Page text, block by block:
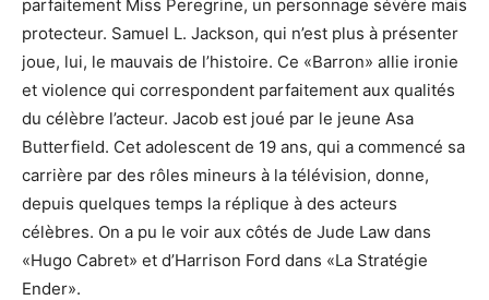
parfaitement Miss Peregrine, un personnage sévère mais
protecteur. Samuel L. Jackson, qui n’est plus à présenter
joue, lui, le mauvais de l’histoire. Ce «Barron» allie ironie
et violence qui correspondent parfaitement aux qualités
du célèbre l’acteur. Jacob est joué par le jeune Asa
Butterfield. Cet adolescent de 19 ans, qui a commencé sa
carrière par des rôles mineurs à la télévision, donne,
depuis quelques temps la réplique à des acteurs
célèbres. On a pu le voir aux côtés de Jude Law dans
«Hugo Cabret» et d’Harrison Ford dans «La Stratégie
Ender».